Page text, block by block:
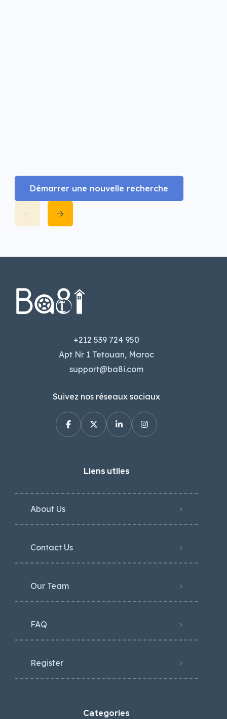
Démarrer une nouvelle recherche
+212 539 724 950
Apt Nr 1 Tetouan, Maroc
support@ba8i.com
Suivez nos réseaux sociaux
Liens utiles
About Us
Contact Us
Our Team
FAQ
Register
Categories